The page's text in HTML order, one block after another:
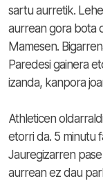
sartu aurretik.
aurrean gora bota
Mamesen.
Paredesi gainera
izanda, kanpora
Athleticen
etorri da. 5 minutu
Jauregizarren
aurrean ez dau